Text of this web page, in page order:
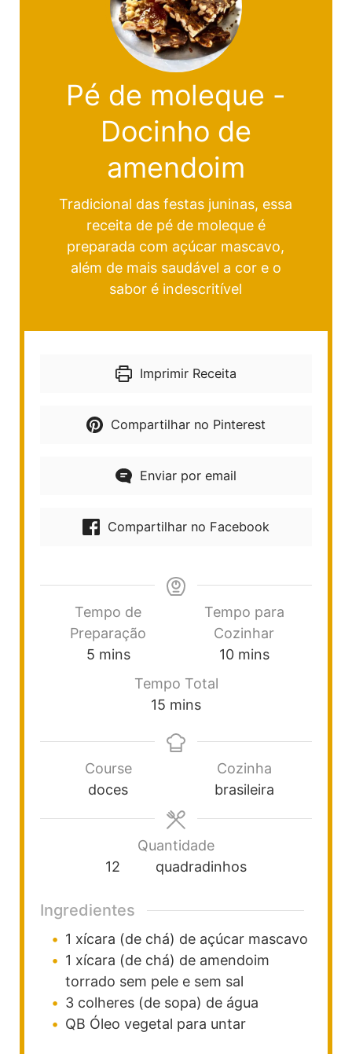
Pé de moleque -
Docinho de
amendoim
Tradicional das festas juninas, essa
receita de pé de moleque é
preparada com açúcar mascavo,
além de mais saudável a cor e o
sabor é indescritível
Imprimir Receita
Compartilhar no Pinterest
Enviar por email
Compartilhar no Facebook
Tempo de
Preparação
5 mins
Tempo para
Cozinhar
10 mins
Tempo Total
15 mins
Course
doces
Cozinha
brasileira
Quantidade
12
quadradinhos
Ingredientes
1 xícara (de chá) de açúcar mascavo
1 xícara (de chá) de amendoim
torrado sem pele e sem sal
3 colheres (de sopa) de água
QB Óleo vegetal para untar